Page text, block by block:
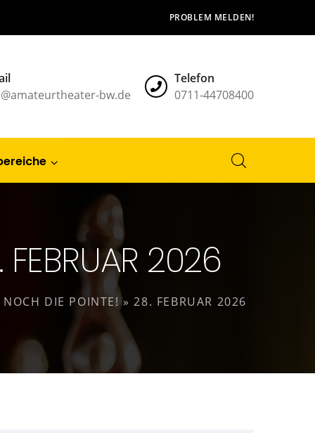
PROBLEM MELDEN!
bw.de
Telefon
0711-44708400
2026
DIE POINTE! » 28. FEBRUAR 2026